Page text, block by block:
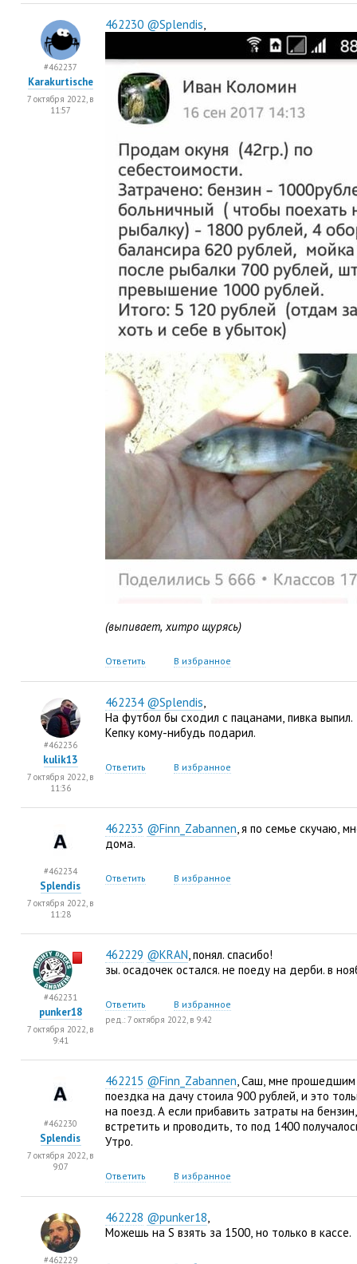
462230 @Splendis,
(выпивает, хитро щурясь)
Ответить В избранное
#462237
Karakurtische
7 октября 2022, в
11:57
462234 @Splendis,
На футбол бы сходил с пацанами, пивка выпил.
Кепку кому-нибудь подарил.
Ответить В избранное
#462236
kulik13
7 октября 2022, в
11:36
462233 @Finn_Zabannen, я по семье скучаю,
дома.
Ответить В избранное
#462234
Splendis
7 октября 2022, в
11:28
462229 @KRAN, понял. спасибо!
зы. осадочек остался. не поеду на дерби. в
Ответить В избранное
ред.: 7 октября 2022, в 9:42
#462231
punker18
7 октября 2022, в
9:41
462215 @Finn_Zabannen, Саш, мне прошедшим
поездка на дачу стоила 900 рублей, и это
на поезд. А если прибавить затраты на бензин,
встретить и проводить, то под 1400
Утро.
Ответить В избранное
#462230
Splendis
7 октября 2022, в
9:07
462228 @punker18,
Можешь на S взять за 1500, но только в кассе.
#462229